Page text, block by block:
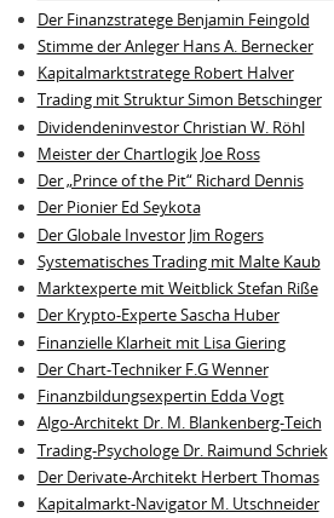
Der Finanzstratege Benjamin Feingold
Stimme der Anleger Hans A. Bernecker
Kapitalmarktstratege Robert Halver
Trading mit Struktur Simon Betschinger
Dividendeninvestor Christian W. Röhl
Meister der Chartlogik Joe Ross
Der „Prince of the Pit“ Richard Dennis
Der Pionier Ed Seykota
Der Globale Investor Jim Rogers
Systematisches Trading mit Malte Kaub
Marktexperte mit Weitblick Stefan Riße
Der Krypto-Experte Sascha Huber
Finanzielle Klarheit mit Lisa Giering
Der Chart-Techniker F.G Wenner
Finanzbildungsexpertin Edda Vogt
Algo‑Architekt Dr. M. Blankenberg‑Teich
Trading-Psychologe Dr. Raimund Schriek
Der Derivate‑Architekt Herbert Thomas
Kapitalmarkt-Navigator M. Utschneider